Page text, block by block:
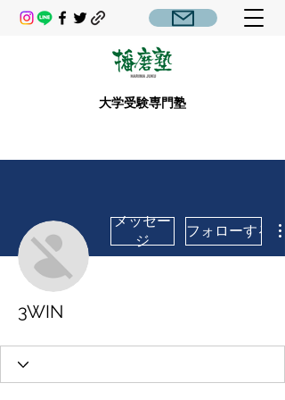
大学受験専門塾
メッセー
ジ
フォローする
3WIN